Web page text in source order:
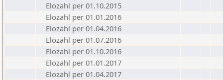
Elozahl per 01.10.2015
Elozahl per 01.01.2016
Elozahl per 01.04.2016
Elozahl per 01.07.2016
Elozahl per 01.10.2016
Elozahl per 01.01.2017
Elozahl per 01.04.2017